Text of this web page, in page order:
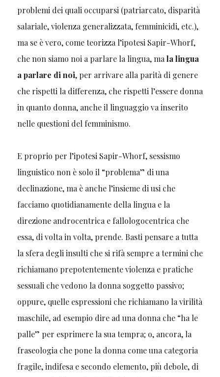
problemi dei quali occuparsi (patriarcato, disparità
salariale, violenza generalizzata, femminicidi, etc.),
ma se è vero, come teorizza l’ipotesi Sapir-Whorf,
che non siamo noi a parlare la lingua, mala lingua
a parlare di noi, per arrivare alla parità di genere
che rispetti la differenza, che rispetti l’essere donna
in quanto donna, anche il linguaggio va inserito
nelle questioni del femminismo.
E proprio per l’ipotesi Sapir-Whorf, sessismo
linguistico non è solo il “problema” di una
declinazione, ma è anche l’insieme di usi che
facciamo quotidianamente della lingua e la
direzione androcentrica e fallologocentrica che
essa, di volta in volta, prende. Basti pensare a tutta
la sfera degli insulti che si rifà sempre a termini che
richiamano prepotentemente violenza e pratiche
sessuali che vedono la donna soggetto passivo;
oppure, quelle espressioni che richiamano la virilità
maschile, ad esempio dire ad una donna che “ha le
palle” per esprimere la sua tempra; o, ancora, la
fraseologia che pone la donna come una categoria
fragile, indifesa e secondo elemento, più debole, di